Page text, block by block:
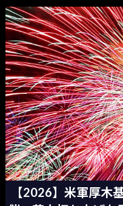
【2026】米軍厚木